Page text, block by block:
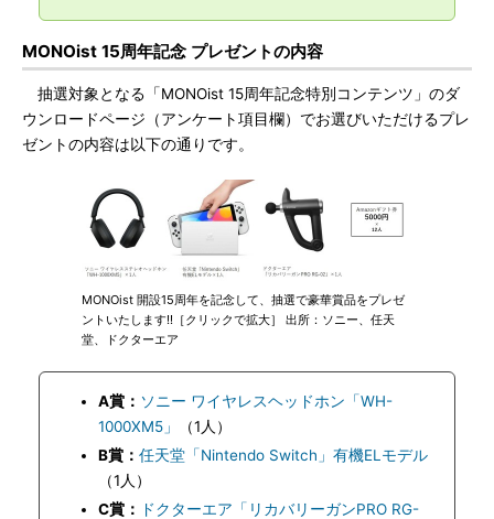
MONOist 15周年記念 プレゼントの内容
抽選対象となる「MONOist 15周年記念特別コンテンツ」のダ
ウンロードページ（アンケート項目欄）でお選びいただけるプレ
ゼントの内容は以下の通りです。
MONOist 開設15周年を記念して、抽選で豪華賞品をプレゼ
ントいたします!!［クリックで拡大］ 出所：ソニー、任天
堂、ドクターエア
A賞： ソニー ワイヤレスヘッドホン「WH-
1000XM5」
（1人）
B賞： 任天堂「Nintendo Switch」有機ELモデル
（1人）
C賞：
ドクターエア「リカバリーガンPRO RG-